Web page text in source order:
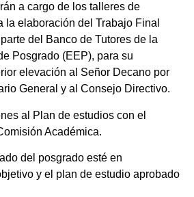
a cargo de los talleres de
la elaboración del Trabajo Final
del Banco de Tutores de la
Posgrado (EEP), para su
elevación al Señor Decano por
General y al Consejo Directivo.
al Plan de estudios con el
Académica.
del posgrado esté en
y el plan de estudio aprobado